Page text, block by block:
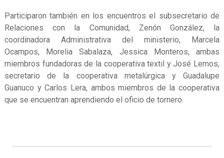
Participaron también en los encuentros el subsecretario de
Relaciones con la Comunidad, Zenón González, la
coordinadora Administrativa del ministerio, Marcela
Ocampos, Morelia Sabalaza, Jessica Monteros, ambas
miembros fundadoras de la cooperativa textil y José Lemos,
secretario de la cooperativa metalúrgica y Guadalupe
Guanuco y Carlos Lera, ambos miembros de la cooperativa
que se encuentran aprendiendo el oficio de tornero.